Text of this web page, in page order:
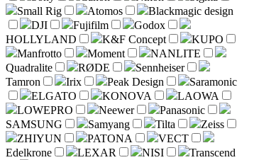
Small Rig
Atomos
Blackmagic design
DJI
Fujifilm
Godox
HOLLYLAND
K&F Concept
KUPO
Manfrotto
Moment
NANLITE
Quadralite
RØDE
Sennheiser
Tamron
Irix Peak Design
Saramonic
ELGATO
KONOVA
LAOWA
LOWEPRO
Neewer
Panasonic
SAMSUNG
Samyang Tilta
Zeiss
ZHIYUN
PATONA
VECT
Edelkrone
LEXAR NISI
Transcend